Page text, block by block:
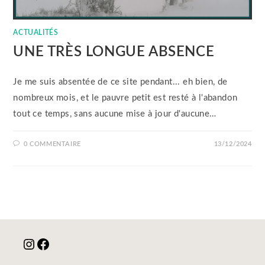
ACTUALITÉS
UNE TRÈS LONGUE ABSENCE
Je me suis absentée de ce site pendant... eh bien, de
nombreux mois, et le pauvre petit est resté à l'abandon
tout ce temps, sans aucune mise à jour d'aucune…
0 COMMENTAIRE 13/12/2024
Instagram